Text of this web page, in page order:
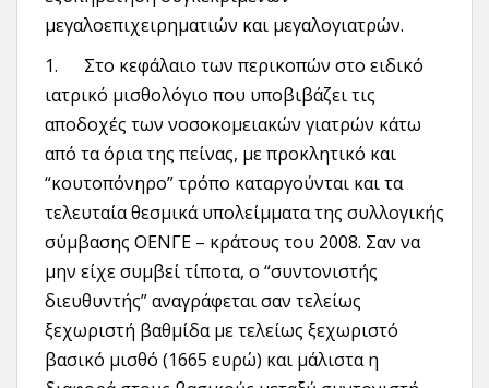
μεγαλοεπιχειρηματιών και μεγαλογιατρών.
1. Στο κεφάλαιο των περικοπών στο ειδικό
ιατρικό μισθολόγιο που υποβιβάζει τις
αποδοχές των νοσοκομειακών γιατρών κάτω
από τα όρια της πείνας, με προκλητικό και
“κουτοπόνηρο” τρόπο καταργούνται και τα
τελευταία θεσμικά υπολείμματα της συλλογικής
σύμβασης ΟΕΝΓΕ – κράτους του 2008. Σαν να
μην είχε συμβεί τίποτα, ο “συντονιστής
διευθυντής” αναγράφεται σαν τελείως
ξεχωριστή βαθμίδα με τελείως ξεχωριστό
βασικό μισθό (1665 ευρώ) και μάλιστα η